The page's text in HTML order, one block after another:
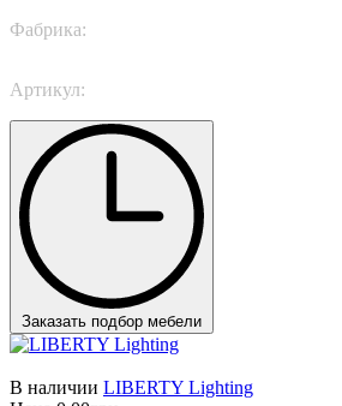
Фабрика:
Артикул:
Заказать подбор мебели
В наличии LIBERTY Lighting